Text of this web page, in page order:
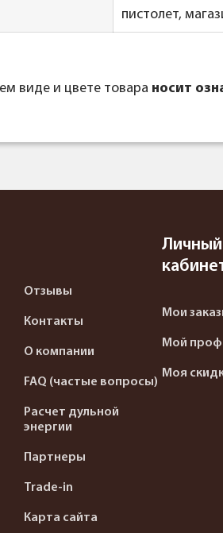
пистолет,
виде и цвете товара носит
Отзывы
Контакты
О компании
FAQ (частые вопросы)
Расчет дульной
энергии
Партнеры
Trade-in
Карта сайта
Личный
Мои
Мой
Моя